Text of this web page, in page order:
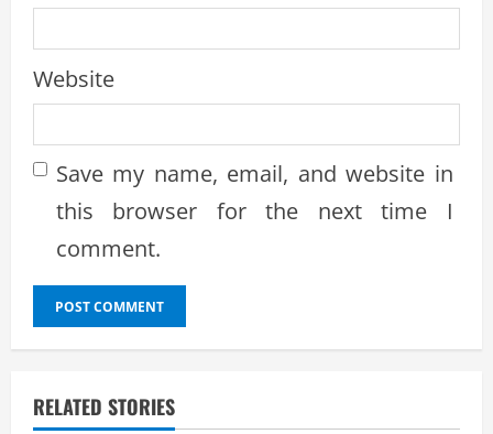
Website
Save my name, email, and website in
this browser for the next time I
comment.
RELATED STORIES